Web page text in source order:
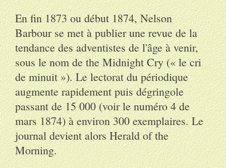
En fin 1873 ou début 1874, Nelson
Barbour se met à publier une revue de la
tendance des adventistes de l'âge à venir,
sous le nom de the Midnight Cry (« le cri
de minuit »). Le lectorat du périodique
augmente rapidement puis dégringole
passant de 15 000 (voir le numéro 4 de
mars 1874) à environ 300 exemplaires. Le
journal devient alors Herald of the
Morning.